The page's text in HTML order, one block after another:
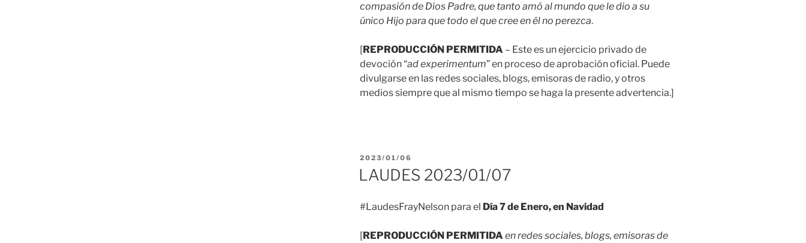
compasión de Dios Padre, que tanto amó al mundo que le dio a su
único Hijo para que todo el que cree en él no perezca.
[REPRODUCCIÓN PERMITIDA – Este es un ejercicio privado de
devoción “ad experimentum” en proceso de aprobación oficial. Puede
divulgarse en las redes sociales, blogs, emisoras de radio, y otros
medios siempre que al mismo tiempo se haga la presente advertencia.]
PUBLICADO
EL
2023/01/06
LAUDES 2023/01/07
#LaudesFrayNelson para el Día 7 de Enero, en Navidad
[REPRODUCCIÓN PERMITIDA en redes sociales, blogs, emisoras de